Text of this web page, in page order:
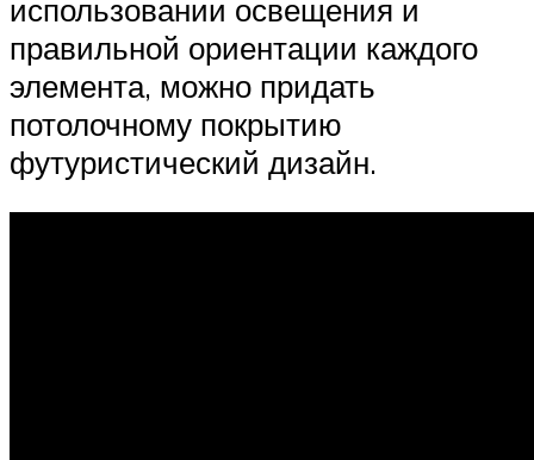
использовании освещения и
правильной ориентации каждого
элемента, можно придать
потолочному покрытию
футуристический дизайн.